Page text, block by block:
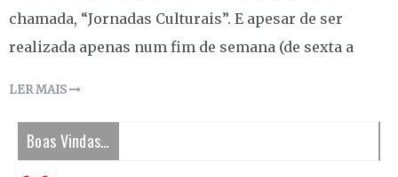
chamada, “Jornadas Culturais”. E apesar de ser
realizada apenas num fim de semana (de sexta a
LER MAIS
Boas Vindas…